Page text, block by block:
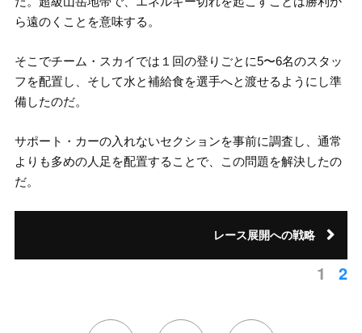
ら遠のくことを意味する。
そこでチーム・スカイでは１回の登りごとに5〜6名のスタッ
フを配置し、そして水と補給食を選手へと渡せるようにし準
備したのだ。
サポート・カーの入れないセクションを事前に調査し、通常
よりも多めの人足を配置することで、この問題を解決したの
だ。
レース展開への戦略
1 2